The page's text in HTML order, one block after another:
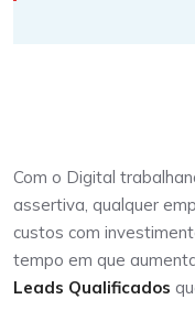
Com o Digital
assertiva, qualquer
custos com
tempo em que
Leads Qualificados